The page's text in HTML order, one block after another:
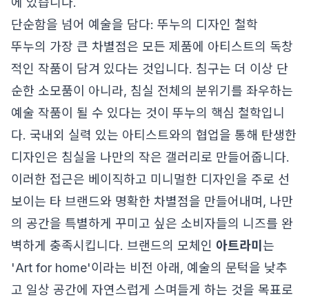
단순함을 넘어 예술을 담다: 뚜누의 디자인 철학
뚜누의 가장 큰 차별점은 모든 제품에 아티스트의 독창
적인 작품이 담겨 있다는 것입니다. 침구는 더 이상 단
순한 소모품이 아니라, 침실 전체의 분위기를 좌우하는
예술 작품이 될 수 있다는 것이 뚜누의 핵심 철학입니
다. 국내외 실력 있는 아티스트와의 협업을 통해 탄생한
디자인은 침실을 나만의 작은 갤러리로 만들어줍니다.
이러한 접근은 베이직하고 미니멀한 디자인을 주로 선
보이는 타 브랜드와 명확한 차별점을 만들어내며, 나만
의 공간을 특별하게 꾸미고 싶은 소비자들의 니즈를 완
벽하게 충족시킵니다. 브랜드의 모체인 아트라미 는
'Art for home'이라는 비전 아래, 예술의 문턱을 낮추
고 일상 공간에 자연스럽게 스며들게 하는 것을 목표로